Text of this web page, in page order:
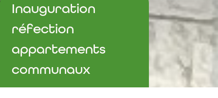
Inauguration
réfection
appartements
communaux